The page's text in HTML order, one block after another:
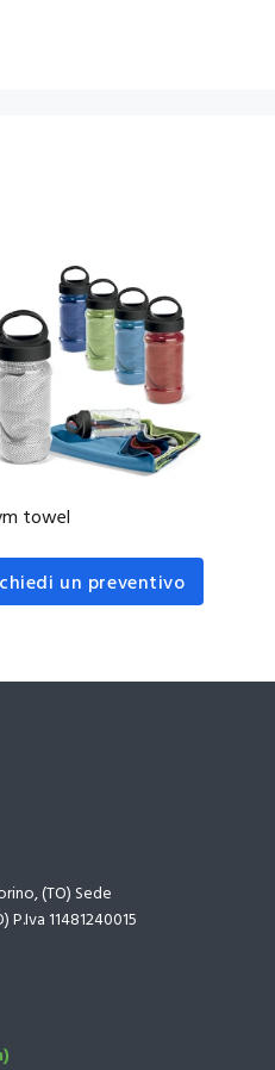
towel
un preventivo
(TO) Sede
11481240015